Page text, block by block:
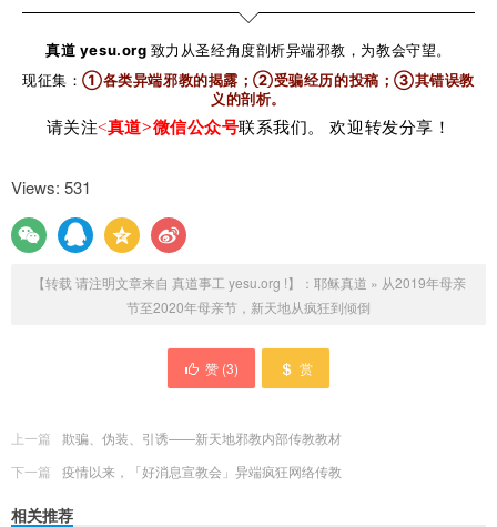
真道 yesu.org 致力从圣经角度剖析异端邪教，为教会守望。
现征集：①各类异端邪教的揭露；②受骗经历的投稿；③其错误教
义的剖析。
请关注<真道>微信公众号联系我们。 欢迎转发分享！
Views: 531
【转载 请注明文章来自 真道事工 yesu.org !】： 耶稣真道 » 从2019年母亲
节至2020年母亲节，新天地从疯狂到倾倒
赞 (3) 赏
上一篇
欺骗、伪装、引诱——新天地邪教内部传教教材
下一篇
疫情以来，「好消息宣教会」异端疯狂网络传教
相关推荐